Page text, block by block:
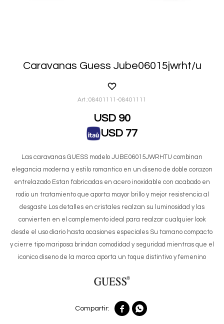
Caravanas Guess Jube06015jwrht/u
08401111-08401111
USD 90
USD 77
Las caravanas GUESS modelo JUBE06015JWRHTU combinan
elegancia moderna y estilo romantico en un diseno de doble corazon
entrelazado Estan fabricadas en acero inoxidable con acabado en
rodio un tratamiento que aporta mayor brillo y mejor resistencia al
desgaste Los detalles en cristales realzan su luminosidad y las
convierten en el complemento ideal para realzar cualquier look
desde el uso diario hasta ocasiones especiales Su tamano compacto
y cierre tipo mariposa brindan comodidad y seguridad mientras que el
iconico diseno de la marca aporta un toque distintivo y femenino
 